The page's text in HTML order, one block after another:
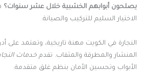
يصلحون أبوابهم الخشبية خلال عشر سنوات؟
الاختيار السليم للتركيب والصيانة.
النجارة في الكويت مهنة تاريخية، وتعتمد على
المنشار والمطرقة والمثقاب. تقدم خدمات
الأبواب وتحسين الأمان بنظم غلق متقدمة.